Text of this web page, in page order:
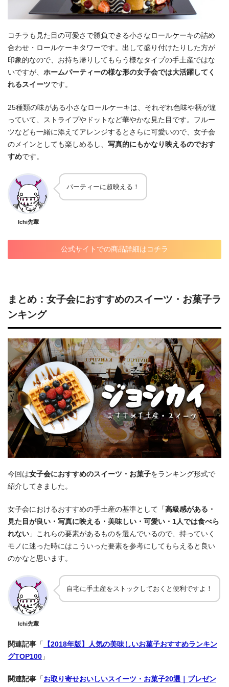
コチラも見た目の可愛さで勝負できる小さなロールケーキの詰め
合わせ・ロールケーキタワーです。出して盛り付けたりした方が
印象的なので、お持ち帰りしてもらう様なタイプの手土産ではな
いですが、 ホームパーティーの様な形の女子会では大活躍してく
れるスイーツです。
25種類の味がある小さなロールケーキは、それぞれ色味や柄が違
っていて、ストライプやドットなど華やかな見た目です。フルー
ツなども一緒に添えてアレンジするとさらに可愛いので、女子会
のメインとしても楽しめるし、 写真的にもかなり映えるのでおす
すめです。
Ichi先輩
パーティーに超映える！
公式サイトでの商品詳細はコチラ
まとめ：女子会におすすめのスイーツ・お菓子ラ
ンキング
今回は女子会におすすめのスイーツ・お菓子をランキング形式で
紹介してきました。
女子会におけるおすすめの手土産の基準として「高級感がある・
見た目が良い・写真に映える・美味しい・可愛い・1人では食べら
れない 」これらの要素があるものを選んでいるので、持っていく
モノに迷った時にはこういった要素を参考にしてもらえると良い
のかなと思います。
Ichi先輩
自宅に手土産をストックしておくと便利ですよ！
関連記事 「
【2018年版】人気の美味しいお菓子おすすめランキン
グTOP100 」
関連記事 「 お取り寄せおいしいスイーツ・お菓子20選｜プレゼン